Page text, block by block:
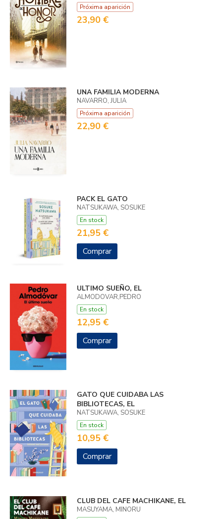
Próxima aparición
23,90 €
UNA FAMILIA MODERNA
NAVARRO, JULIA
Próxima aparición
22,90 €
PACK EL GATO
NATSUKAWA, SOSUKE
En stock
21,95 €
Comprar
ULTIMO SUEÑO, EL
ALMODOVAR,PEDRO
En stock
12,95 €
Comprar
GATO QUE CUIDABA LAS
BIBLIOTECAS, EL
NATSUKAWA, SOSUKE
En stock
10,95 €
Comprar
CLUB DEL CAFE MACHIKANE, EL
MASUYAMA, MINORU